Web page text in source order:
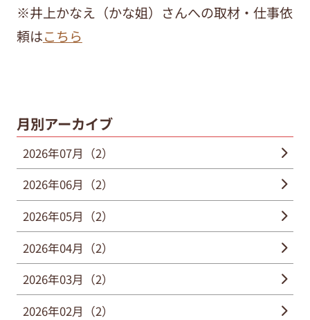
※井上かなえ（かな姐）さんへの取材・仕事依
頼はこちら
月別アーカイブ
2026年07月（2）
2026年06月（2）
2026年05月（2）
2026年04月（2）
2026年03月（2）
2026年02月（2）